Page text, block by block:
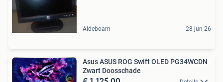
Aldeboarn 28 jun 26
Asus ASUS ROG Swift OLED PG34WCDN
Zwart Doosschade